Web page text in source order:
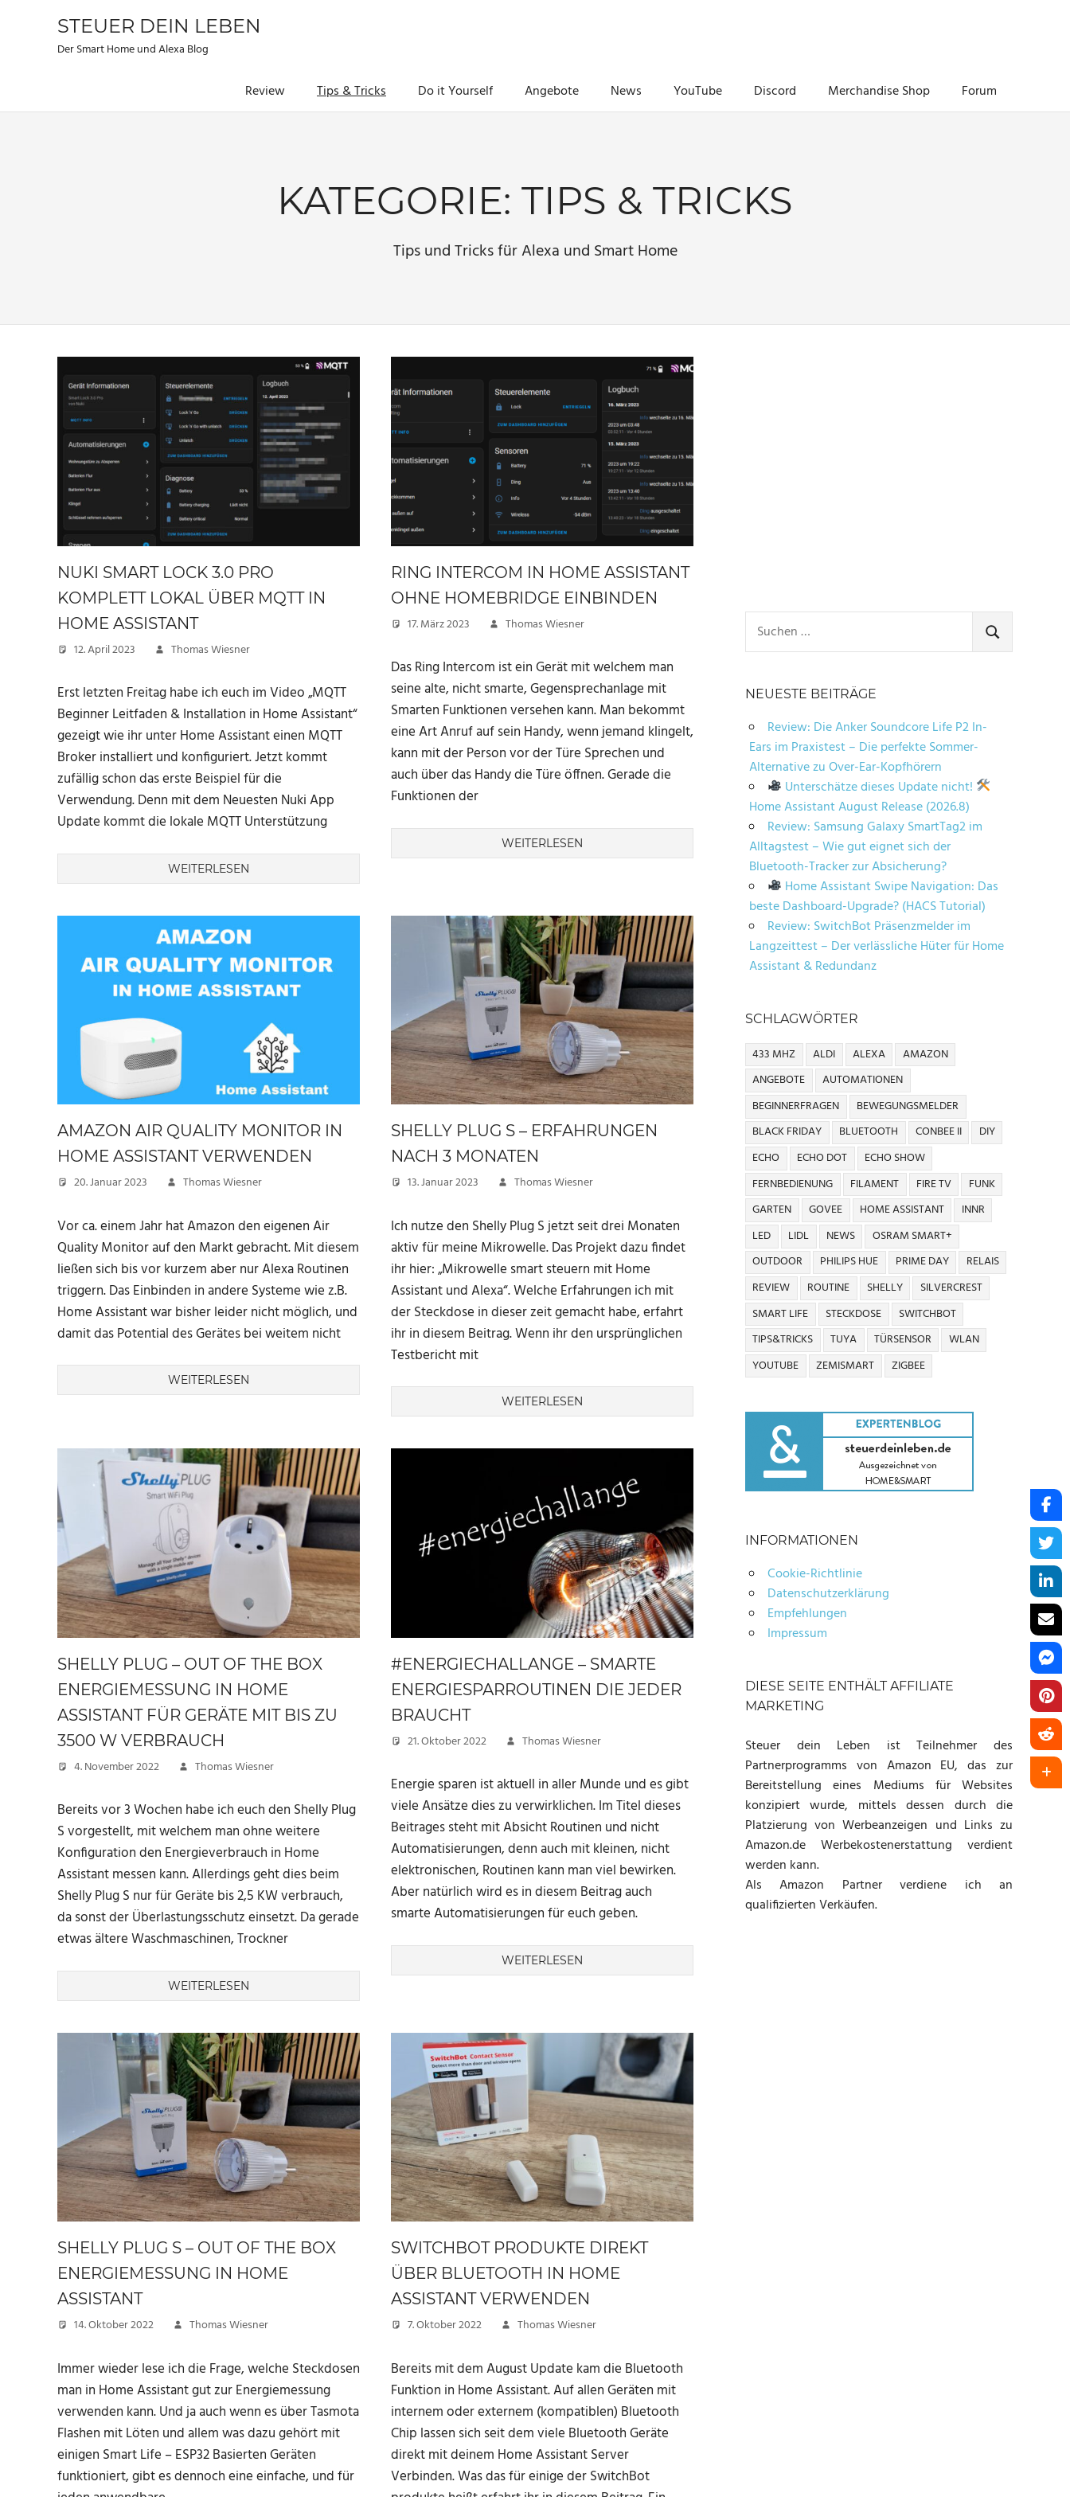
STEUER DEIN LEBEN
Der Smart Home und Alexa Blog
Review Tips & Tricks Do it Yourself Angebote News YouTube Discord Merchandise Shop Forum
KATEGORIE: TIPS & TRICKS
Tips und Tricks für Alexa und Smart Home
NUKI SMART LOCK 3.0 PRO
KOMPLETT LOKAL ÜBER MQTT IN
HOME ASSISTANT
12. April 2023 Thomas Wiesner
Erst letzten Freitag habe ich euch im Video „MQTT
Beginner Leitfaden & Installation in Home Assistant“
gezeigt wie ihr unter Home Assistant einen MQTT
Broker installiert und konfiguriert. Jetzt kommt
zufällig schon das erste Beispiel für die
Verwendung. Denn mit dem Neuesten Nuki App
Update kommt die lokale MQTT Unterstützung
WEITERLESEN
RING INTERCOM IN HOME ASSISTANT
OHNE HOMEBRIDGE EINBINDEN
17. März 2023 Thomas Wiesner
Das Ring Intercom ist ein Gerät mit welchem man
seine alte, nicht smarte, Gegensprechanlage mit
Smarten Funktionen versehen kann. Man bekommt
eine Art Anruf auf sein Handy, wenn jemand klingelt,
kann mit der Person vor der Türe Sprechen und
auch über das Handy die Türe öffnen. Gerade die
Funktionen der
WEITERLESEN
AMAZON AIR QUALITY MONITOR IN
HOME ASSISTANT VERWENDEN
20. Januar 2023 Thomas Wiesner
Vor ca. einem Jahr hat Amazon den eigenen Air
Quality Monitor auf den Markt gebracht. Mit diesem
ließen sich bis vor kurzem aber nur Alexa Routinen
triggern. Das Einbinden in andere Systeme wie z.B.
Home Assistant war bisher leider nicht möglich, und
damit das Potential des Gerätes bei weitem nicht
WEITERLESEN
SHELLY PLUG S – ERFAHRUNGEN
NACH 3 MONATEN
13. Januar 2023 Thomas Wiesner
Ich nutze den Shelly Plug S jetzt seit drei Monaten
aktiv für meine Mikrowelle. Das Projekt dazu findet
ihr hier: „Mikrowelle smart steuern mit Home
Assistant und Alexa“. Welche Erfahrungen ich mit
der Steckdose in dieser zeit gemacht habe, erfahrt
ihr in diesem Beitrag. Wenn ihr den ursprünglichen
Testbericht mit
WEITERLESEN
SHELLY PLUG – OUT OF THE BOX
ENERGIEMESSUNG IN HOME
ASSISTANT FÜR GERÄTE MIT BIS ZU
3500 W VERBRAUCH
4. November 2022 Thomas Wiesner
Bereits vor 3 Wochen habe ich euch den Shelly Plug
S vorgestellt, mit welchem man ohne weitere
Konfiguration den Energieverbrauch in Home
Assistant messen kann. Allerdings geht dies beim
Shelly Plug S nur für Geräte bis 2,5 KW verbrauch,
da sonst der Überlastungsschutz einsetzt. Da gerade
etwas ältere Waschmaschinen, Trockner
WEITERLESEN
#ENERGIECHALLANGE – SMARTE
ENERGIESPARROUTINEN DIE JEDER
BRAUCHT
21. Oktober 2022 Thomas Wiesner
Energie sparen ist aktuell in aller Munde und es gibt
viele Ansätze dies zu verwirklichen. Im Titel dieses
Beitrages steht mit Absicht Routinen und nicht
Automatisierungen, denn auch mit kleinen, nicht
elektronischen, Routinen kann man viel bewirken.
Aber natürlich wird es in diesem Beitrag auch
smarte Automatisierungen für euch geben.
WEITERLESEN
SHELLY PLUG S – OUT OF THE BOX
ENERGIEMESSUNG IN HOME
ASSISTANT
14. Oktober 2022 Thomas Wiesner
Immer wieder lese ich die Frage, welche Steckdosen
man in Home Assistant gut zur Energiemessung
verwenden kann. Und ja auch wenn es über Tasmota
Flashen mit Löten und allem was dazu gehört mit
einigen Smart Life – ESP32 Basierten Geräten
funktioniert, gibt es dennoch eine einfache, und für
SWITCHBOT PRODUKTE DIREKT
ÜBER BLUETOOTH IN HOME
ASSISTANT VERWENDEN
7. Oktober 2022 Thomas Wiesner
Bereits mit dem August Update kam die Bluetooth
Funktion in Home Assistant. Auf allen Geräten mit
internem oder externem (kompatiblen) Bluetooth
Chip lassen sich seit dem viele Bluetooth Geräte
direkt mit deinem Home Assistant Server
Verbinden. Was das für einige der SwitchBot
nach:
SUCHEN
NEUESTE BEITRÄGE
Review: Die Anker Soundcore Life P2 In-
Ears im Praxistest – Die perfekte Sommer-
Alternative zu Over-Ear-Kopfhörern
Unterschätze dieses Update nicht!
Home Assistant August Release (2026.8)
Review: Samsung Galaxy SmartTag2 im
Alltagstest – Wie gut eignet sich der
Bluetooth-Tracker zur Absicherung?
Home Assistant Swipe Navigation: Das
beste Dashboard-Upgrade? (HACS Tutorial)
Review: SwitchBot Präsenzmelder im
Langzeittest – Der verlässliche Hüter für Home
Assistant & Redundanz
SCHLAGWÖRTER
433 MHZ ALDI ALEXA
AMAZON
ANGEBOTE
AUTOMATIONEN
BEGINNERFRAGEN
BEWEGUNGSMELDER
BLACK FRIDAY
BLUETOOTH CONBEE II
DIY
ECHO
ECHO DOT
ECHO SHOW
FERNBEDIENUNG
FILAMENT FIRE TV
FUNK
GARTEN
GOVEE HOME ASSISTANT
INNR
LED
LIDL NEWS
OSRAM SMART+
OUTDOOR
PHILIPS HUE PRIME DAY
RELAIS
REVIEW
ROUTINE SHELLY
SILVERCREST
SMART LIFE
STECKDOSE
SWITCHBOT
TIPS&TRICKS
TUYA TÜRSENSOR
WLAN
YOUTUBE
ZEMISMART ZIGBEE
INFORMATIONEN
Cookie-Richtlinie
Datenschutzerklärung
Empfehlungen
Impressum
DIESE SEITE ENTHÄLT AFFILIATE
MARKETING
Steuer dein Leben ist Teilnehmer des
Partnerprogramms von Amazon EU, das zur
Bereitstellung eines Mediums für Websites
konzipiert wurde, mittels dessen durch die
Platzierung von Werbeanzeigen und Links zu
Amazon.de Werbekostenerstattung verdient
werden kann.
Als Amazon Partner verdiene ich an
qualifizierten Verkäufen.